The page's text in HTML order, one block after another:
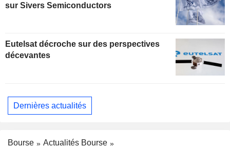
sur Sivers Semiconductors
Eutelsat décroche sur des perspectives
décevantes
Dernières actualités
Bourse
Actualités Bourse